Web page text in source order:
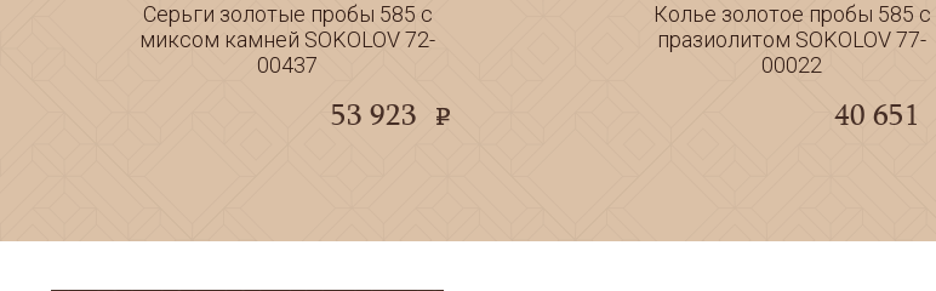
Серьги золотые пробы 585 с
миксом камней SOKOLOV 72-
00437
53 923 e
Колье золотое пробы 585 с
празиолитом SOKOLOV 77-
00022
40 651